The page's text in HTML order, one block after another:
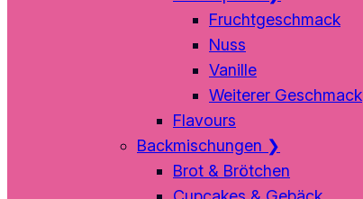
Fruchtgeschmack
Nuss
Vanille
Weiterer Geschmack
Flavours
Backmischungen ❯
Brot & Brötchen